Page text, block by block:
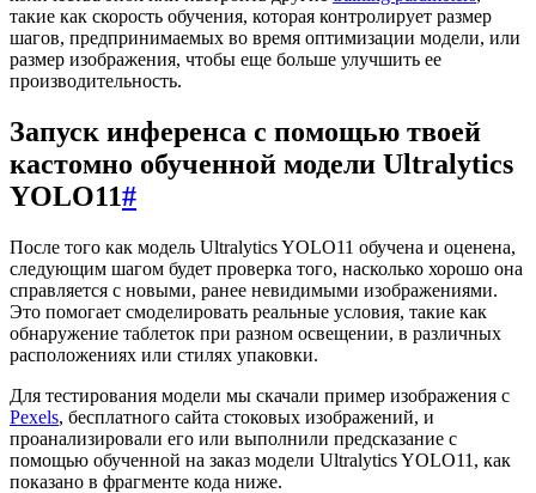
такие как скорость обучения, которая контролирует размер
шагов, предпринимаемых во время оптимизации модели, или
размер изображения, чтобы еще больше улучшить ее
производительность.
Запуск инференса с помощью твоей
кастомно обученной модели Ultralytics
YOLO11#
После того как модель Ultralytics YOLO11 обучена и оценена,
следующим шагом будет проверка того, насколько хорошо она
справляется с новыми, ранее невидимыми изображениями.
Это помогает смоделировать реальные условия, такие как
обнаружение таблеток при разном освещении, в различных
расположениях или стилях упаковки.
Для тестирования модели мы скачали пример изображения с
Pexels, бесплатного сайта стоковых изображений, и
проанализировали его или выполнили предсказание с
помощью обученной на заказ модели Ultralytics YOLO11, как
показано в фрагменте кода ниже.